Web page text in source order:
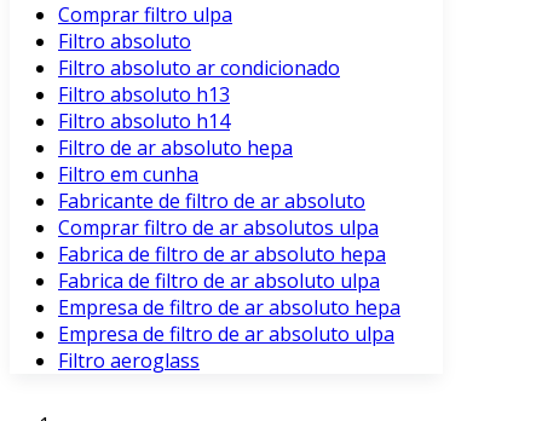
Comprar filtro ulpa
Filtro absoluto
Filtro absoluto ar condicionado
Filtro absoluto h13
Filtro absoluto h14
Filtro de ar absoluto hepa
Filtro em cunha
Fabricante de filtro de ar absoluto
Comprar filtro de ar absolutos ulpa
Fabrica de filtro de ar absoluto hepa
Fabrica de filtro de ar absoluto ulpa
Empresa de filtro de ar absoluto hepa
Empresa de filtro de ar absoluto ulpa
Filtro aeroglass